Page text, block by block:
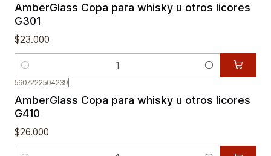
AmberGlass Copa para whisky u otros licores
G301
$23.000
Cantidad
5907222504239
AmberGlass Copa para whisky u otros licores
G410
$26.000